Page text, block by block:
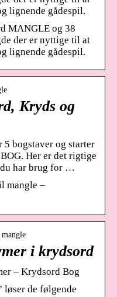
lignende gådespil.
MANGLE og 38
der er nyttige til at
lignende gådespil.
Kryds og
5 bogstaver og starter
Her er det rigtige
har brug for …
mangle –
i krydsord
– Krydsord Bog
løser de følgende